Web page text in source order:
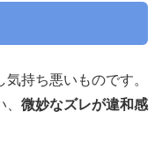
持ち悪いものです。
微妙なズレが違和感